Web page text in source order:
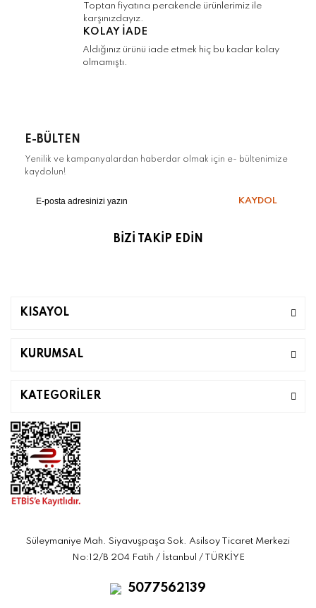
Toptan fiyatına perakende ürünlerimiz ile
karşınızdayız.
KOLAY İADE
Aldığınız ürünü iade etmek hiç bu kadar kolay
olmamıştı.
E-BÜLTEN
Yenilik ve kampanyalardan haberdar olmak için e- bültenimize
kaydolun!
KAYDOL
BİZİ TAKİP EDİN
KISAYOL
KURUMSAL
KATEGORİLER
Süleymaniye Mah. Siyavuşpaşa Sok. Asilsoy Ticaret Merkezi
No:12/B 204 Fatih / İstanbul / TÜRKİYE
5077562139